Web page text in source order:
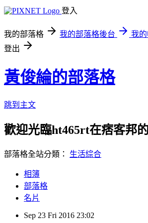
登入
我的部落格 我的部落格後台
我
登出
黃俊綸的部落格
跳到主文
歡迎光臨ht465rt在痞客邦
部落格全站分類： 生活綜合
相簿
部落格
名片
Sep 23 Fri 2016 23:02